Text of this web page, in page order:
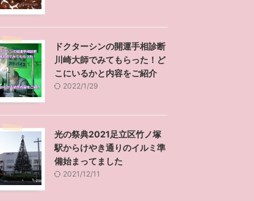
ドクターシンの開運手相診断
川崎大師でみてもらった！ど
こにいるかと内容をご紹介
2022/1/29
光の祭典2021足立区竹ノ塚
駅からけやき通りのイルミ準
備始まってました
2021/12/11